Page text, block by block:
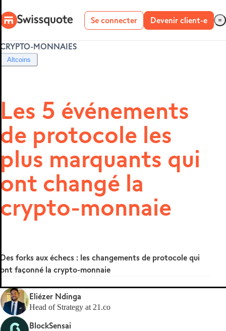
Se connecter
METATRADER 4
ET 5
Devenir client-e
CRYPTO-MONNAIES
Altcoins
Les 5 événements
de protocole les
plus marquants qui
ont changé la
crypto-monnaie
Des forks aux échecs : les changements de protocole qui
ont façonné la crypto-monnaie
Eliézer Ndinga
Head of Strategy at 21.co
BlockSensai